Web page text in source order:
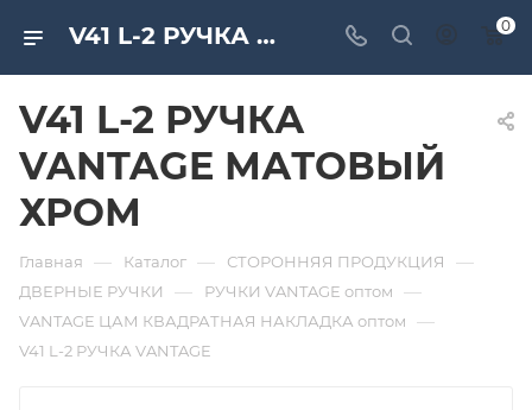
V41 L-2 РУЧКА VANTAGE МАТОВЫЙ ХРОМ. Дверная и мебельная фурнитура САМИР-КИЛИТ | Оптовые поставки 0
V41 L-2 РУЧКА
VANTAGE МАТОВЫЙ
ХРОМ
Главная — Каталог — СТОРОННЯЯ ПРОДУКЦИЯ —
ДВЕРНЫЕ РУЧКИ — РУЧКИ VANTAGE оптом —
VANTAGE ЦАМ КВАДРАТНАЯ НАКЛАДКА оптом —
V41 L-2 РУЧКА VANTAGE